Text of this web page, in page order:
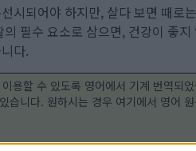
시되어야 하지만, 살다 보면 때로
필수 요소로 삼으면, 건강이 좋
다.
용할 수 있도록 영어에서 기계 번역되
습니다. 원하시는 경우 여기에서 영어